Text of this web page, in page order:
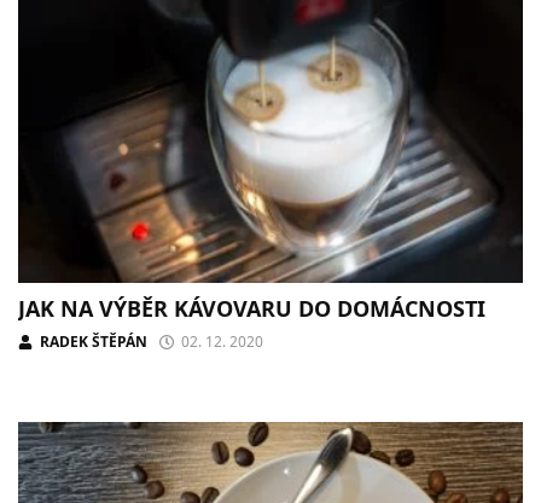
JAK NA VÝBĚR KÁVOVARU DO DOMÁCNOSTI
RADEK ŠTĚPÁN 02. 12. 2020